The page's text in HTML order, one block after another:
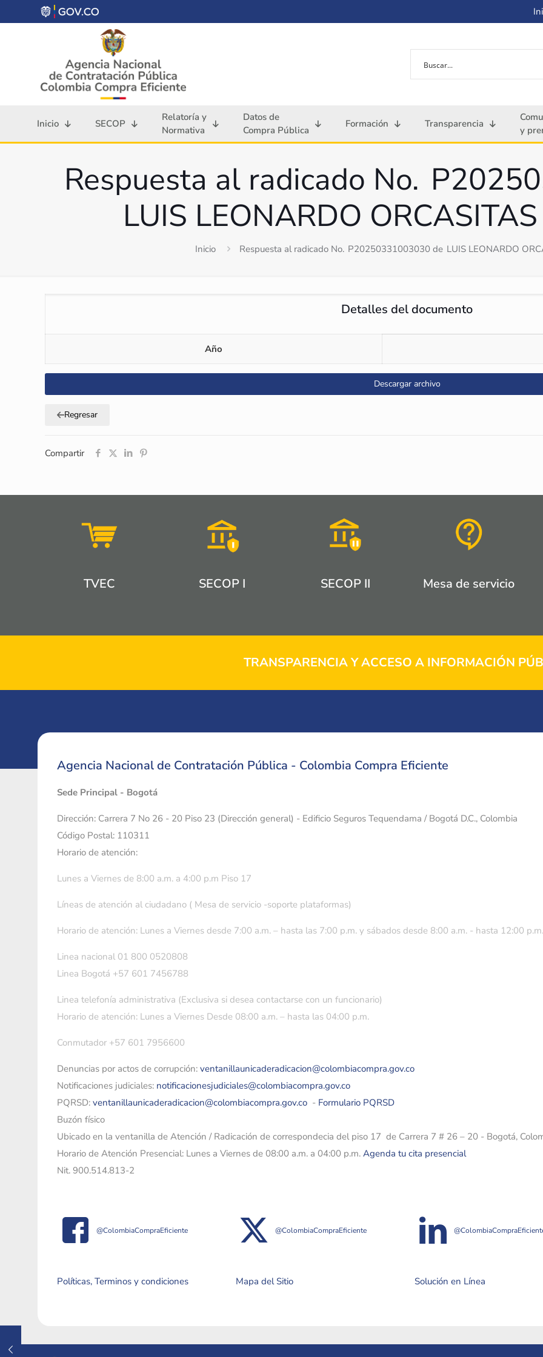
Inicio SECOP
Relatoría y
Normativa
Datos de
Compra Pública
Formación Transparencia
y
Respuesta al radicado No.
LUIS LEONARDO
Inicio Respuesta al radicado No. P20250331003030 de LUIS LEONARDO
Detalles del documento
Año
Descargar archivo
Regresar
Compartir
TVEC SECOP I SECOP II Mesa de servicio
TRANSPARENCIA Y ACCESO A INFORMACIÓN
Agencia Nacional de Contratación Pública - Colombia Compra Eficiente
Sede Principal - Bogotá
Dirección: Carrera 7 No 26 - 20 Piso 23 (Dirección general) - Edificio Seguros Tequendama / Bogotá D.C., Colombia
Código Postal: 110311
Horario de atención:
Lunes a Viernes de 8:00 a.m. a 4:00 p.m Piso 17
Líneas de atención al ciudadano ( Mesa de servicio -soporte plataformas)
Horario de atención: Lunes a Viernes desde 7:00 a.m. – hasta las 7:00 p.m. y sábados desde 8:00 a.m. - hasta 12:00 p.m.
Linea nacional 01 800 0520808
Linea Bogotá +57 601 7456788
Linea telefonía administrativa (Exclusiva si desea contactarse con un funcionario)
Horario de atención: Lunes a Viernes Desde 08:00 a.m. – hasta las 04:00 p.m.
Conmutador +57 601 7956600
Denuncias por actos de corrupción: ventanillaunicaderadicacion@colombiacompra.gov.co
Notificaciones judiciales: notificacionesjudiciales@colombiacompra.gov.co
PQRSD: ventanillaunicaderadicacion@colombiacompra.gov.co - Formulario PQRSD
Buzón físico
Ubicado en la ventanilla de Atención / Radicación de correspondecia del piso 17 de Carrera 7 # 26 – 20 - Bogotá,
Horario de Atención Presencial: Lunes a Viernes de 08:00 a.m. a 04:00 p.m. Agenda tu cita presencial
Nit. 900.514.813-2
@ColombiaCompraEficiente @ColombiaCompraEficiente
Políticas, Terminos y condiciones Mapa del Sitio Solución en Línea